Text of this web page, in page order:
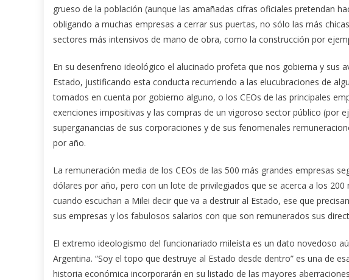
grueso de la población (aunque las amañadas cifras oficiales pretendan
obligando a muchas empresas a cerrar sus puertas, no sólo las más
sectores más intensivos de mano de obra, como la construcción por
En su desenfreno ideológico el alucinado profeta que nos gobierna y sus
Estado, justificando esta conducta recurriendo a las elucubraciones de
tomados en cuenta por gobierno alguno, o los CEOs de las principales
exenciones impositivas y las compras de un vigoroso sector público (por
superganancias de sus corporaciones y de sus fenomenales
por año.
La remuneración media de los CEOs de las 500 más grandes empresas
dólares por año, pero con un lote de privilegiados que se acerca a los
cuando escuchan a Milei decir que va a destruir al Estado, ese que
sus empresas y los fabulosos salarios con que son remunerados sus
El extremo ideologismo del funcionariado mileísta es un dato novedoso
Argentina. “Soy el topo que destruye al Estado desde dentro” es una de
historia económica incorporarán en su listado de las mayores